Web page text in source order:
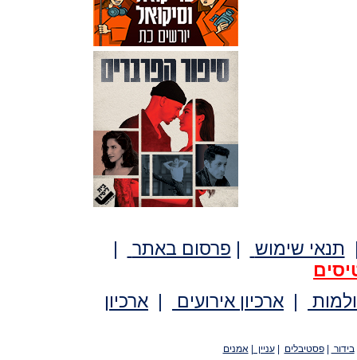
תנאי שימוש | פרסום באתר
|
| ארכיון אירועים | ארכיון
בידור |פסטיבלים |עניין |אמנים